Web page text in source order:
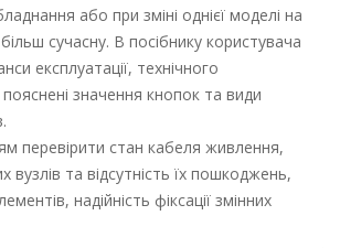
або при зміні однієї моделі на
сучасну. В посібнику користувача
експлуатації, технічного
значення кнопок та види
перевірити стан кабеля живлення,
вузлів та відсутність їх пошкоджень,
надійність фіксації змінних